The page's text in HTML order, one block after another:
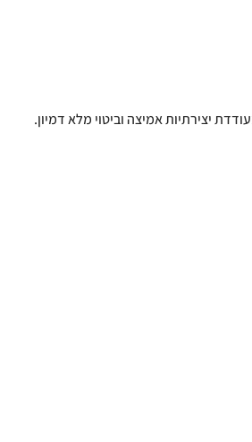
יצירתיות אמיצה וביטוי מלא דמיון.